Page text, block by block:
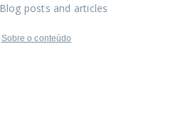
Blog posts and articles
Sobre o conteúdo